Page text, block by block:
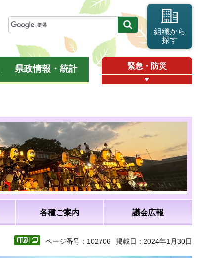
組織から
探す
県政情報・統計 緊急・防災
各種ご案内 議会広報
ページ番号：102706 掲載日：2024年1月30日